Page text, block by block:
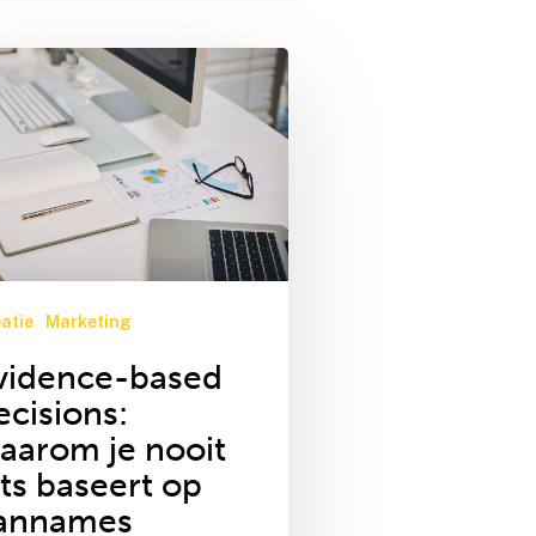
en rapportage
Marketing
based
je nooit
baseert op